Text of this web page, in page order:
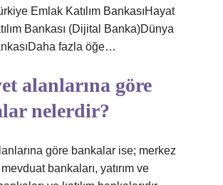
Emlak Katılım BankasıHayat
Bankası (Dijital Banka)Dünya
fazla öğe…
alanlarına göre
nelerdir?
göre bankalar ise; merkez
bankaları, yatırım ve